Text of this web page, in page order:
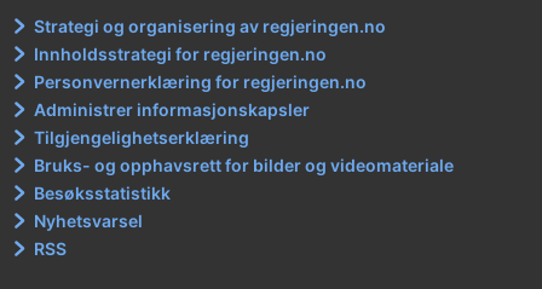
Strategi og organisering av regjeringen.no
Innholdsstrategi for regjeringen.no
Personvernerklæring for regjeringen.no
Administrer informasjonskapsler
Tilgjengelighetserklæring
Bruks- og opphavsrett for bilder og videomateriale
Besøksstatistikk
Nyhetsvarsel
RSS